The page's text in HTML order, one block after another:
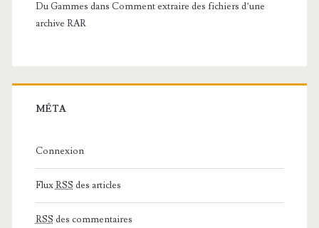
Du Gammes dans Comment extraire des fichiers d’une
archive RAR
MÉTA
Connexion
FluxRSS des articles
RSS des commentaires